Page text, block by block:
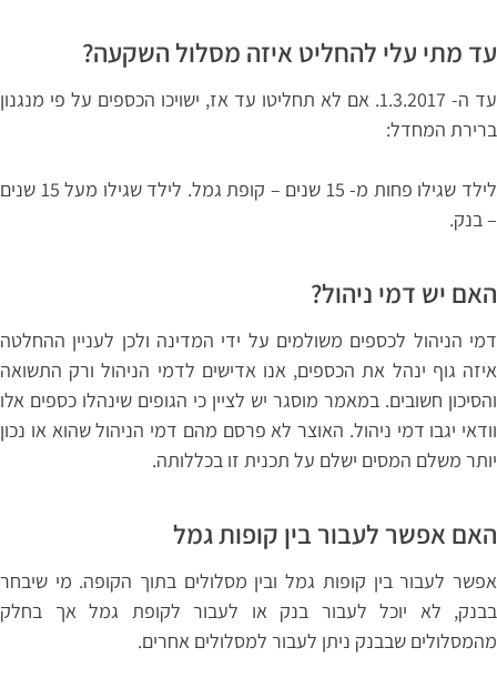
עד מתי עלי להחליט איזה מסלול השקעה?
עד ה- 1.3.2017. אם לא תחליטו עד אז, ישויכו הכספים על פי מנגנון
ברירת המחדל:
לילד שגילו פחות מ- 15 שנים – קופת גמל. לילד שגילו מעל 15 שנים
– בנק.
האם יש דמי ניהול?
דמי הניהול לכספים משולמים על ידי המדינה ולכן לעניין ההחלטה
איזה גוף ינהל את הכספים, אנו אדישים לדמי הניהול ורק התשואה
והסיכון חשובים. במאמר מוסגר יש לציין כי הגופים שינהלו כספים אלו
וודאי יגבו דמי ניהול. האוצר לא פרסם מהם דמי הניהול שהוא או נכון
יותר משלם המסים ישלם על תכנית זו בכללותה.
האם אפשר לעבור בין קופות גמל
אפשר לעבור בין קופות גמל ובין מסלולים בתוך הקופה. מי שיבחר
בבנק, לא יוכל לעבור בנק או לעבור לקופת גמל אך בחלק
מהמסלולים שבבנק ניתן לעבור למסלולים אחרים.